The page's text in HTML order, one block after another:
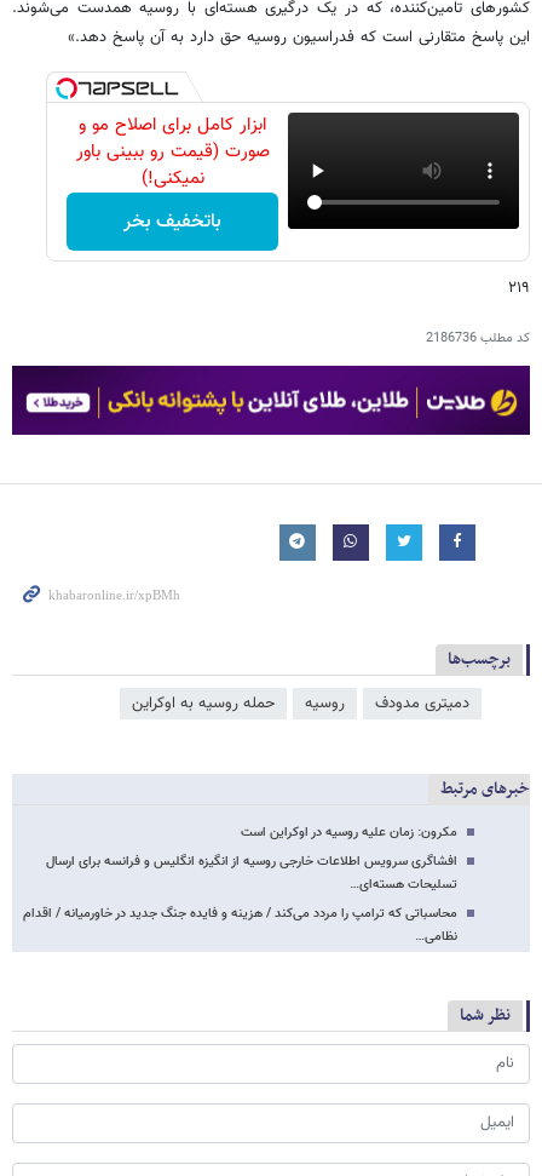
کشورهای تامین‌کننده، که در یک درگیری هسته‌ای با روسیه همدست می‌شوند.
این پاسخ متقارنی است که فدراسیون روسیه حق دارد به آن پاسخ دهد.»
ابزار کامل برای اصلاح مو و
صورت (قیمت رو ببینی باور
نمیکنی!)
باتخفیف بخر
۲۱۹
کد مطلب2186736
برچسب‌ها
دمیتری مدودف روسیه حمله روسیه به اوکراین
خبرهای مرتبط
مکرون: زمان علیه روسیه در اوکراین است
افشاگری سرویس اطلاعات خارجی روسیه از انگیزه انگلیس و فرانسه برای ارسال
تسلیحات هسته‌ای…
محاسباتی که ترامپ را مردد می‌کند / هزینه و فایده جنگ جدید در خاورمیانه / اقدام
نظامی…
نظر شما